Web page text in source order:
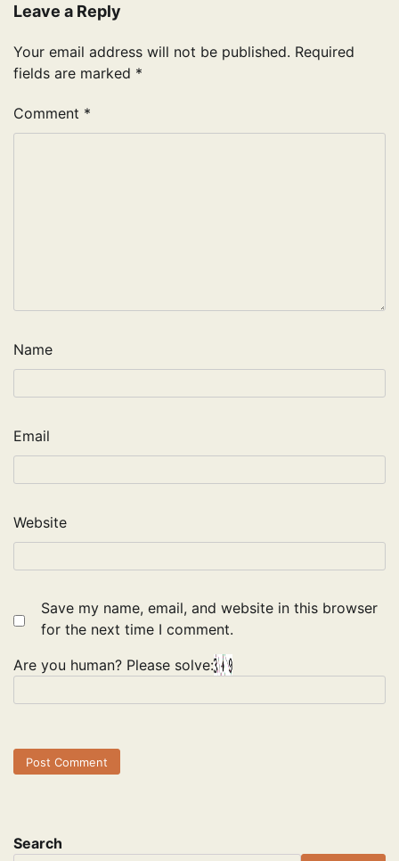
Leave a Reply
Your email address will not be published. Required
fields are marked *
Comment *
Name
Email
Website
Save my name, email, and website in this browser
for the next time I comment.
Are you human? Please solve:
Search